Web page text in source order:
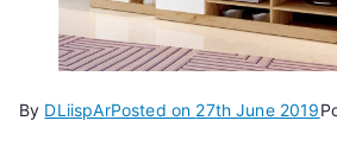
By DLiispArPosted on 27th June 2019